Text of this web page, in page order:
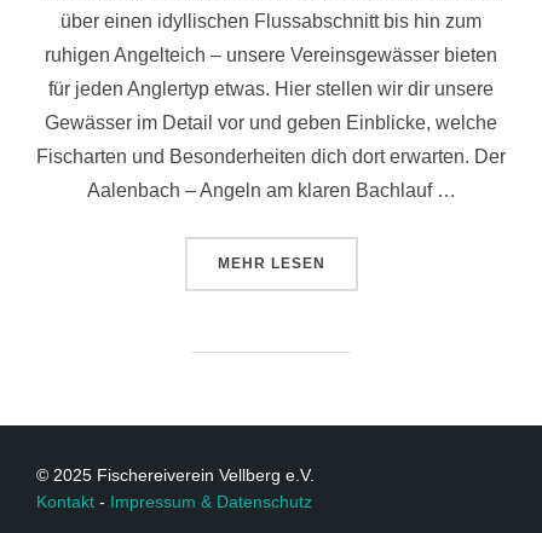
über einen idyllischen Flussabschnitt bis hin zum
ruhigen Angelteich – unsere Vereinsgewässer bieten
für jeden Anglertyp etwas. Hier stellen wir dir unsere
Gewässer im Detail vor und geben Einblicke, welche
Fischarten und Besonderheiten dich dort erwarten. Der
Aalenbach – Angeln am klaren Bachlauf …
MEHR LESEN
© 2025 Fischereiverein Vellberg e.V.
Kontakt - Impressum & Datenschutz